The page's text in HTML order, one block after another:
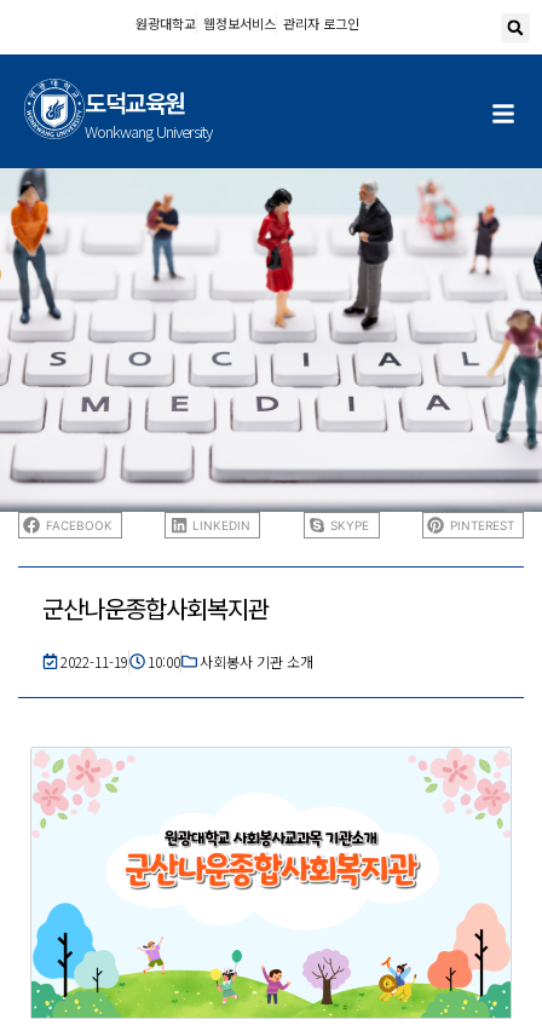
기
원광대학교 웹정보서비스 관리자 로그인
도덕교육원
Wonkwang University
FACEBOOK LINKEDIN SKYPE PINTEREST
군산나운종합사회복지관
2022-11-19 10:00 사회봉사 기관 소개